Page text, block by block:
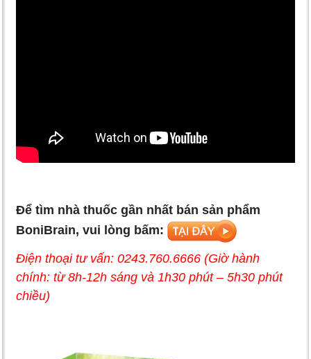
Để tìm nhà thuốc gần nhất bán sản phẩm
BoniBrain, vui lòng bấm:
Điện thoại tư vấn: 0243.760.6666 (Giờ hành
chính: từ 8h-12h sáng và 1h30 phút – 5h30 phút
chiều)